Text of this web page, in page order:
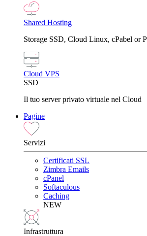
Shared Hosting
Storage SSD, Cloud Linux, cPabel or
Cloud VPS
SSD
Il tuo server privato virtuale nel Cloud
Pagine
Servizi
Certificati SSL
Zimbra Emails
cPanel
Softaculous
Caching
NEW
Infrastruttura